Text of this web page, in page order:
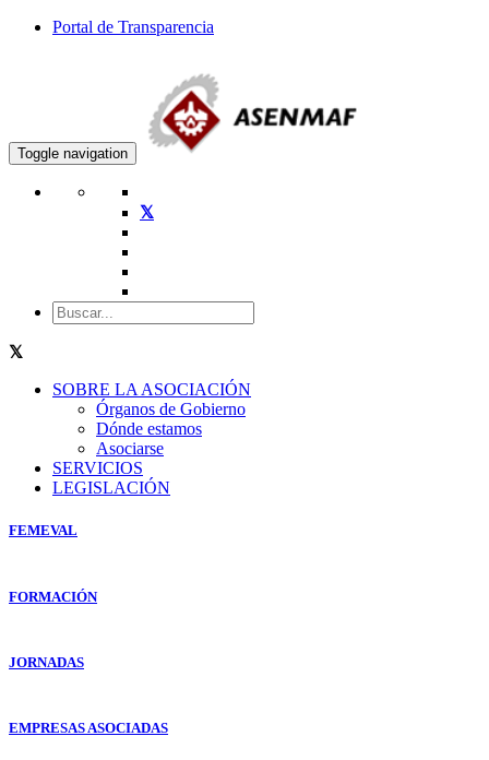
Portal de Transparencia
Toggle navigation
SOBRE LA ASOCIACIÓN
Órganos de Gobierno
Dónde estamos
Asociarse
SERVICIOS
LEGISLACIÓN
FEMEVAL
FORMACIÓN
JORNADAS
EMPRESAS ASOCIADAS